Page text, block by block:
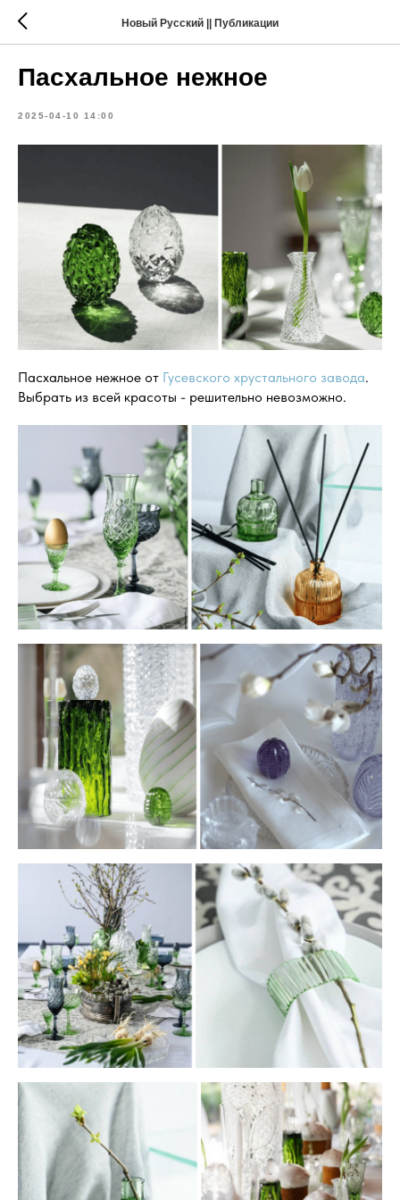
Новый Русский || Публикации
Пасхальное нежное
2025-04-10 14:00
Пасхальное нежное от Гусевского хрустального завода.
Выбрать из всей красоты - решительно невозможно.